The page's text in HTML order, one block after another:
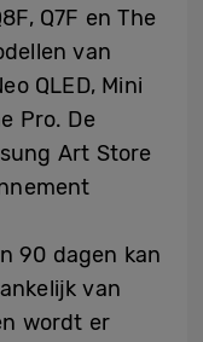
Q7F en The
van
QLED, Mini
Pro. De
Art Store
90 dagen kan
van
wordt er